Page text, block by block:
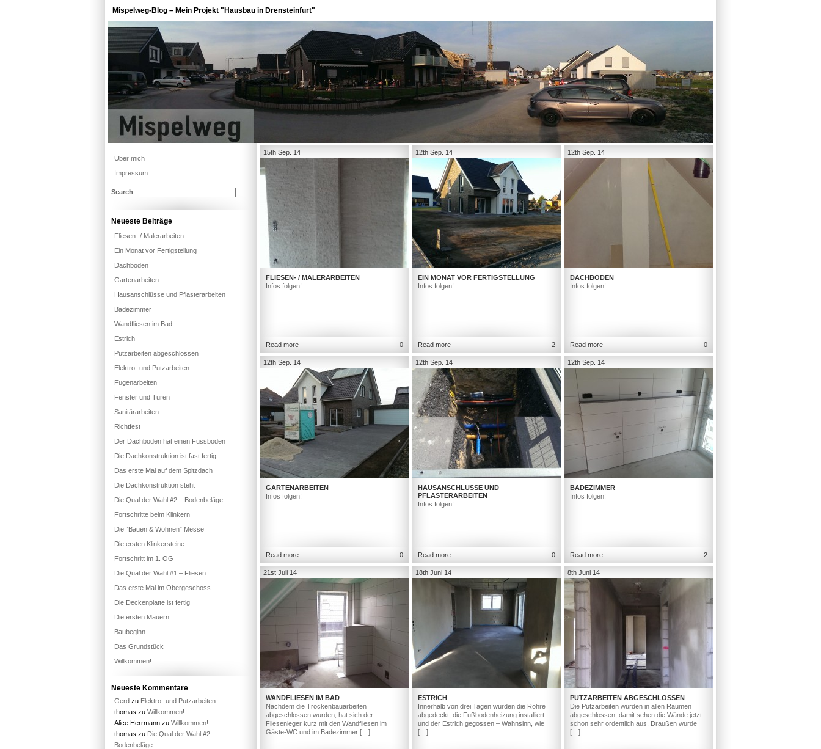
Mispelweg-Blog – Mein Projekt "Hausbau in Drensteinfurt"
15th Sep. 14
FLIESEN- / MALERARBEITEN
Infos folgen!
Read more 0
12th Sep. 14
EIN MONAT VOR FERTIGSTELLUNG
Infos folgen!
Read more 2
12th Sep. 14
DACHBODEN
Infos folgen!
Read more 0
12th Sep. 14
GARTENARBEITEN
Infos folgen!
Read more 0
12th Sep. 14
HAUSANSCHLÜSSE UND
PFLASTERARBEITEN
Infos folgen!
Read more 0
12th Sep. 14
BADEZIMMER
Infos folgen!
Read more 2
21st Juli 14
WANDFLIESEN IM BAD
Nachdem die Trockenbauarbeiten
abgeschlossen wurden, hat sich der
Fliesenleger kurz mit den Wandfliesen im
Gäste-WC und im Badezimmer […]
18th Juni 14
ESTRICH
Innerhalb von drei Tagen wurden die Rohre
abgedeckt, die Fußbodenheizung installiert
und der Estrich gegossen – Wahnsinn, wie
[…]
8th Juni 14
PUTZARBEITEN ABGESCHLOSSEN
Die Putzarbeiten wurden in allen Räumen
abgeschlossen, damit sehen die Wände jetzt
schon sehr ordentlich aus. Draußen wurde
[…]
Über mich
Impressum
Search
Neueste Beiträge
Fliesen- / Malerarbeiten
Ein Monat vor Fertigstellung
Dachboden
Gartenarbeiten
Hausanschlüsse und Pflasterarbeiten
Badezimmer
Wandfliesen im Bad
Estrich
Putzarbeiten abgeschlossen
Elektro- und Putzarbeiten
Fugenarbeiten
Fenster und Türen
Sanitärarbeiten
Richtfest
Der Dachboden hat einen Fussboden
Die Dachkonstruktion ist fast fertig
Das erste Mal auf dem Spitzdach
Die Dachkonstruktion steht
Die Qual der Wahl #2 – Bodenbeläge
Fortschritte beim Klinkern
Die “Bauen & Wohnen” Messe
Die ersten Klinkersteine
Fortschritt im 1. OG
Die Qual der Wahl #1 – Fliesen
Das erste Mal im Obergeschoss
Die Deckenplatte ist fertig
Die ersten Mauern
Baubeginn
Das Grundstück
Willkommen!
Neueste Kommentare
Gerd zu Elektro- und Putzarbeiten
thomas zu Willkommen!
Alice Herrmann zu Willkommen!
thomas zu Die Qual der Wahl #2 –
Bodenbeläge